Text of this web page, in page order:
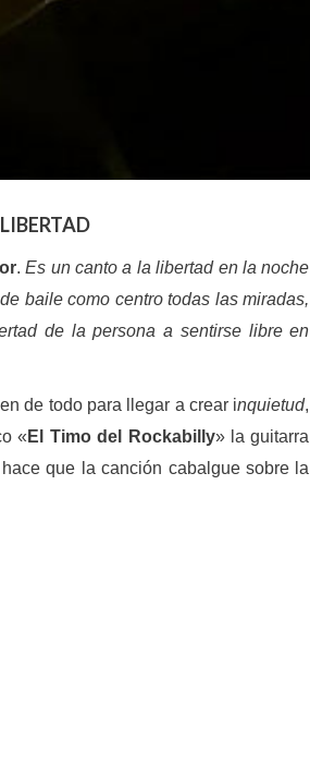
.Es un canto a la libertad en la noche
baile como centro todas las miradas,
de la persona a sentirse libre en
de todo para llegar a crear inquietud,
« El Timo del Rockabilly» la guitarra
que la canción cabalgue sobre la